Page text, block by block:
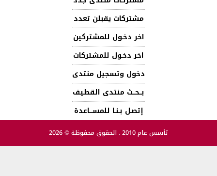
مشتركات يقبلن تعدد
اخر دخـول للمشتركين
اخر دخـول للمشتركات
دخول وتسجيل منتدى
بــحــث منتدى القطيف
إتصـل بـنـا للمســـاعدة
تأسس عام 2010 . الحقوق محفوظة © 2026